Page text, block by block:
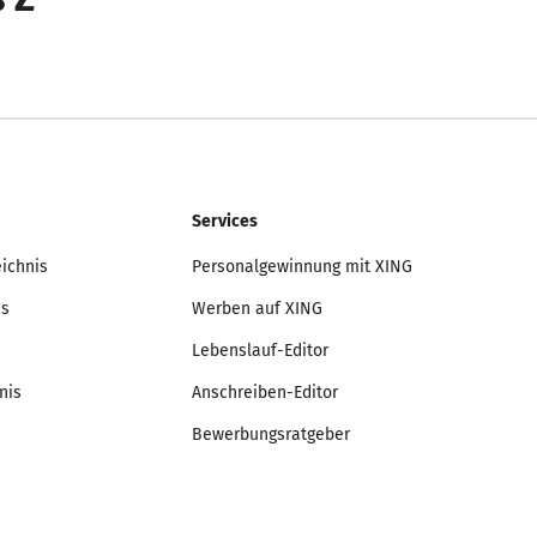
Services
Personalgewinnung mit XING
Werben auf XING
Lebenslauf-Editor
Anschreiben-Editor
Bewerbungsratgeber